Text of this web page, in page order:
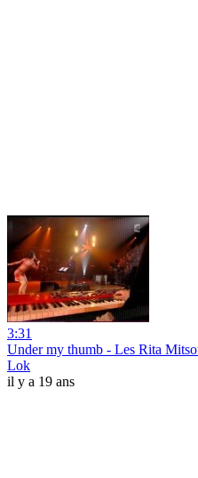
3:31
Under my thumb - Les Rita
Lok
il y a 19 ans